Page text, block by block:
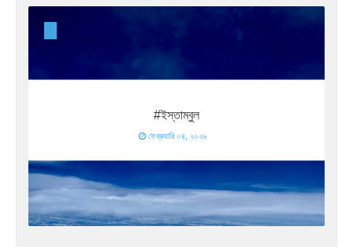
#ইস্তাম্বুল
ফেব্রুয়ারি ০৪, ২০২৬